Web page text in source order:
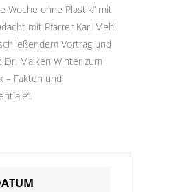
Woche ohne Plastik” mit
mit Pfarrer Karl Mehl
Vortrag und
Dr. Maiken Winter zum
– Fakten und